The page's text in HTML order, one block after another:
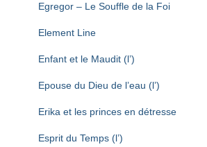
Egregor – Le Souffle de la Foi
Element Line
Enfant et le Maudit (l’)
Epouse du Dieu de l’eau (l’)
Erika et les princes en détresse
Esprit du Temps (l’)